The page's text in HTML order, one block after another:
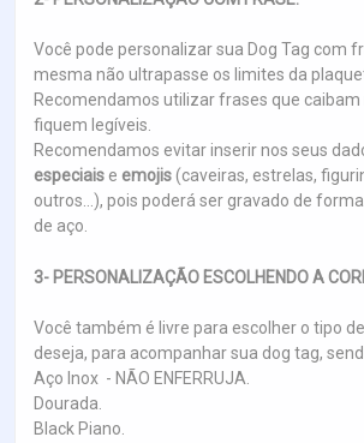
Você pode personalizar sua Dog Tag com
mesma não ultrapasse os limites da
Recomendamos utilizar frases que caibam
fiquem legíveis.
Recomendamos evitar inserir nos seus
especiais e emojis(caveiras, estrelas,
outros...), pois poderá ser gravado de
de aço.
3- PERSONALIZAÇÃO ESCOLHENDO A
Você também é livre para escolher o tipo
deseja, para acompanhar sua dog tag,
Aço Inox - NÃO ENFERRUJA.
Dourada.
Black Piano.